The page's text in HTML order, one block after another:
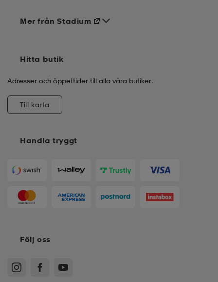
Handla tryggt
Mer från Stadium
Hitta butik
Adresser och öppettider till alla våra butiker.
Till karta
Följ oss